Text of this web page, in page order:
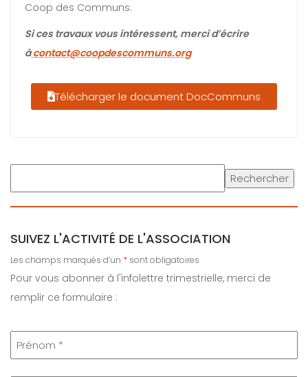
Coop des Communs.
Si ces travaux vous intéressent, merci d’écrire
àcontact@coopdescommuns.org
Télécharger le document DocCommuns
Rechercher
SUIVEZ L'ACTIVITÉ DE L'ASSOCIATION
Les champs marqués d’un * sont obligatoires
Pour vous abonner à l'infolettre trimestrielle, merci de
remplir ce formulaire :